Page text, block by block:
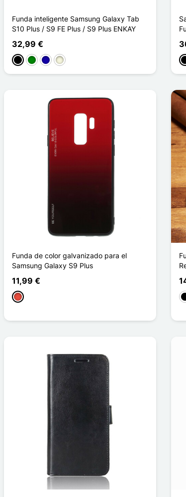
Funda inteligente Samsung Galaxy Tab
S10 Plus / S9 FE Plus / S9 Plus ENKAY
32,99 €
NegroVerdeAzul oscuro
Beige
Funda de color galvanizado para el
Samsung Galaxy S9 Plus
11,99 €
Rojo